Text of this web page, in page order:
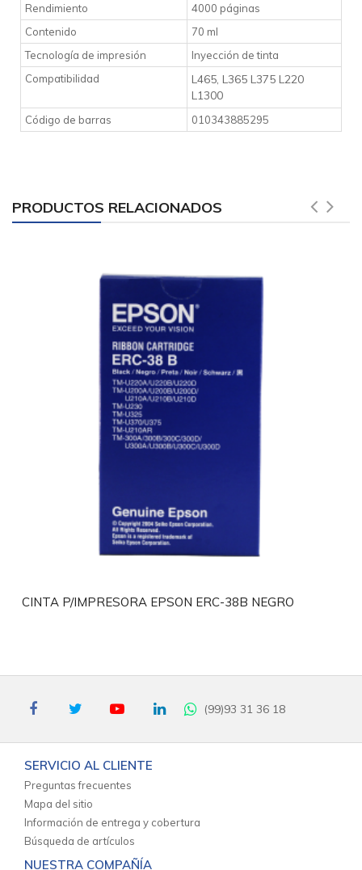
Rendimiento
4000 páginas
Contenido
70 ml
Tecnología de impresión
Inyección de tinta
Compatibilidad
L465, L365 L375 L220
L1300
Código de barras 010343885295
PRODUCTOS RELACIONADOS
CINTA P/IMPRESORA EPSON ERC-38B NEGRO
(99)93 31 36 18
SERVICIO AL CLIENTE
Preguntas frecuentes
Mapa del sitio
Información de entrega y cobertura
Búsqueda de artículos
NUESTRA COMPAÑÍA